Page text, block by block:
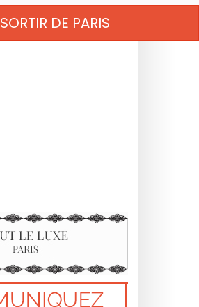
SORTIR DE PARIS